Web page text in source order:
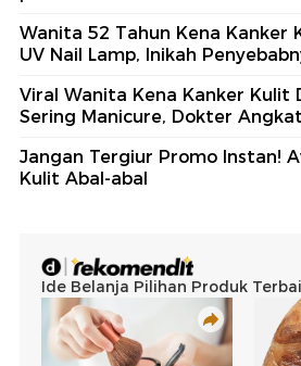
Wanita 52 Tahun Kena Kanker
UV Nail Lamp, Inikah
Viral Wanita Kena Kanker Kulit
Sering Manicure, Dokter
Jangan Tergiur Promo Instan!
Kulit Abal-abal